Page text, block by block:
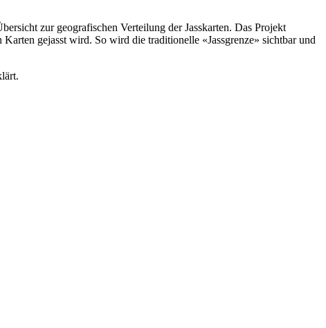
zur geografischen Verteilung der Jasskarten. Das Projekt
gejasst wird. So wird die traditionelle «Jassgrenze» sichtbar und